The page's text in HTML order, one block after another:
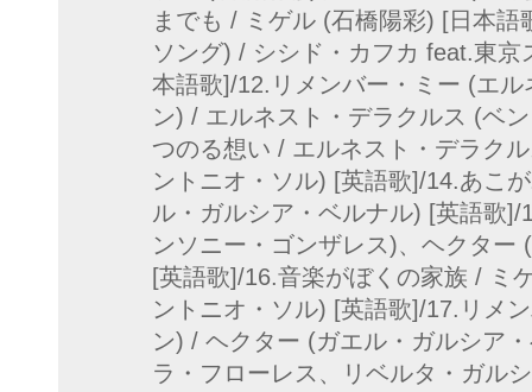
までも / ミゲル (石橋陽彩) [日本
ソング) / シシド・カフカ feat.東
本語歌]/12.リメンバー・ミー (エ
ン) / エルネスト・デラクルス (ベ
つのる想い / エルネスト・デラク
ントニオ・ソル) [英語歌]/14.あこ
ル・ガルシア・ベルナル) [英語歌
ンソニー・ゴンザレス)、ヘクター
[英語歌]/16.音楽がぼくの家族 / ミ
ントニオ・ソル) [英語歌]/17.リメ
ン) / ヘクター (ガエル・ガルシア
ラ・フローレス、リベルタ・ガル